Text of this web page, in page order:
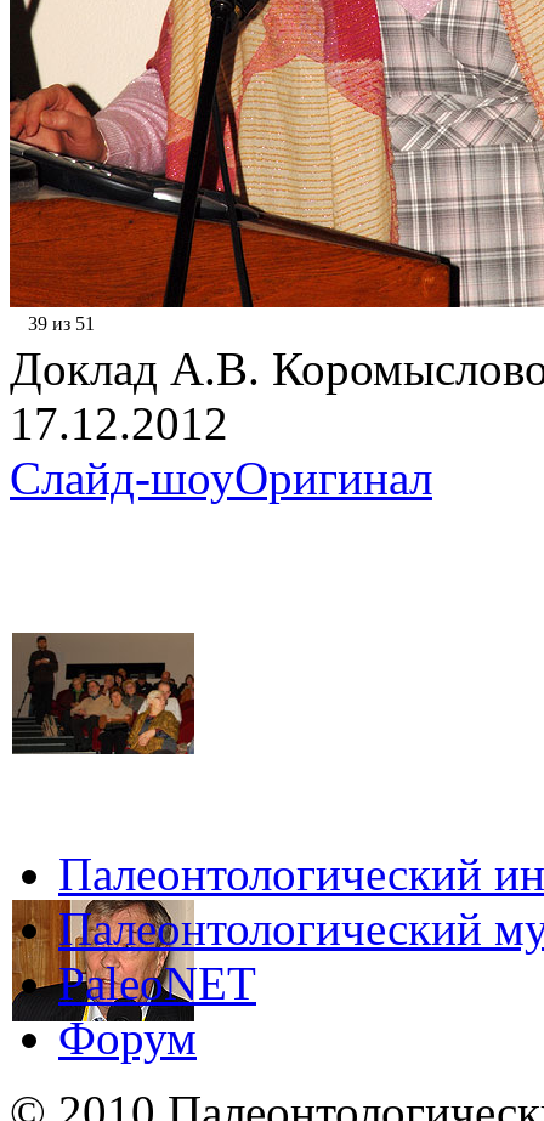
39 из 51
Доклад А.В.
17.12.2012
Слайд-шоуОригинал
Палеонтологический
Палеонтологический
PaleoNET
Форум